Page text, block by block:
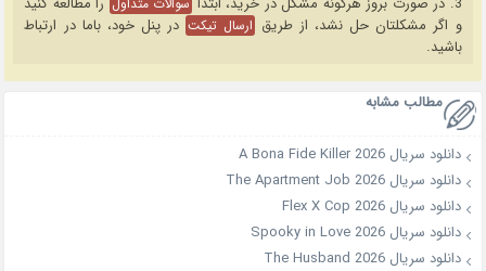
و اگر مشکلتان حل نشد، از طریق ارسال تیکت در پنل خود، باما در ارتباط
باشید.
مطالب مشابه
دانلود سریال A Bona Fide Killer 2026
دانلود سریال The Apartment Job 2026
دانلود سریال Flex X Cop 2026
دانلود سریال Spooky in Love 2026
دانلود سریال The Husband 2026